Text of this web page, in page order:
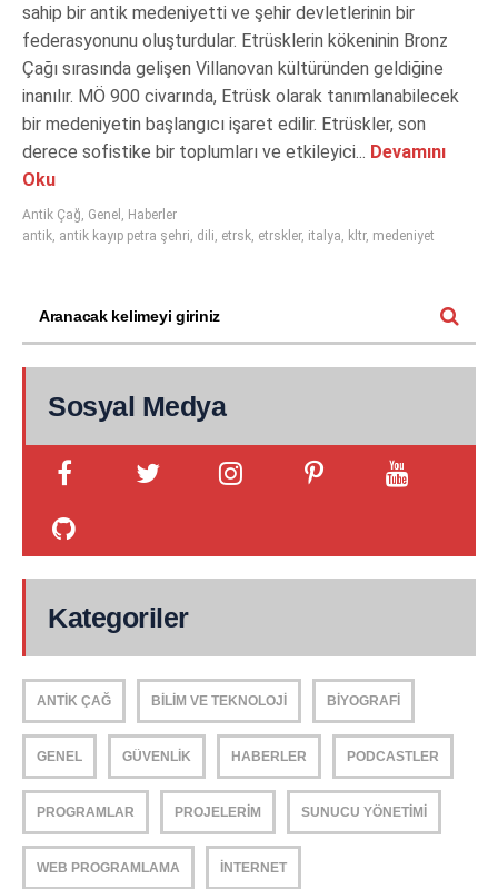
sahip bir antik medeniyetti ve şehir devletlerinin bir
federasyonunu oluşturdular. Etrüsklerin kökeninin Bronz
Çağı sırasında gelişen Villanovan kültüründen geldiğine
inanılır. MÖ 900 civarında, Etrüsk olarak tanımlanabilecek
bir medeniyetin başlangıcı işaret edilir. Etrüskler, son
derece sofistike bir toplumları ve etkileyici... Devamını
Oku
Antik Çağ, Genel , Haberler
antik, antik kayıp petra şehri, dili, etrsk, etrskler, italya, kltr, medeniyet
Sosyal Medya
Kategoriler
ANTIK ÇAĞ BILIM VE TEKNOLOJI BIYOGRAFI
GENEL GÜVENLIK HABERLER PODCASTLER
PROGRAMLAR PROJELERIM SUNUCU YÖNETIMI
WEB PROGRAMLAMA İNTERNET